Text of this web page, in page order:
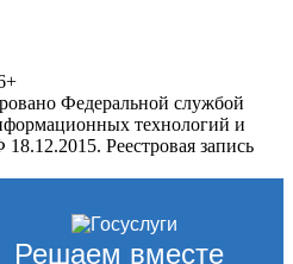
Федеральной службой
технологий и
Реестровая запись
Решаем вместе